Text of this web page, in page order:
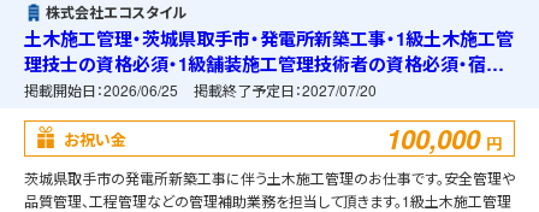
株式会社エコスタイル
土木施工管理・茨城県取手市・発電所新築工事・1級土木施工管
理技士の資格必須・1級舗装施工管理技術者の資格必須・宿舎
の準備可能
掲載開始日：2026/06/25 掲載終了予定日：2027/07/20
お祝い金 100,000 円
茨城県取手市の発電所新築工事に伴う土木施工管理のお仕事です。安全管理や
品質管理、工程管理などの管理補助業務を担当して頂きます。1級土木施工管理